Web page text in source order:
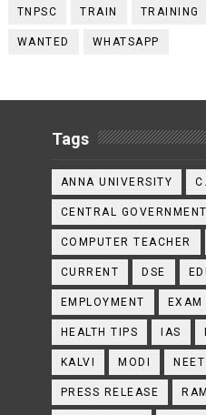
TNPSC TRAIN TRAINING
WANTED WHATSAPP
Tags
ANNA UNIVERSITY
CENTRAL GOVERNMENT
COMPUTER TEACHER
CURRENT DSE
EMPLOYMENT EXAM
HEALTH TIPS IAS
KALVI MODI NEET
PRESS RELEASE